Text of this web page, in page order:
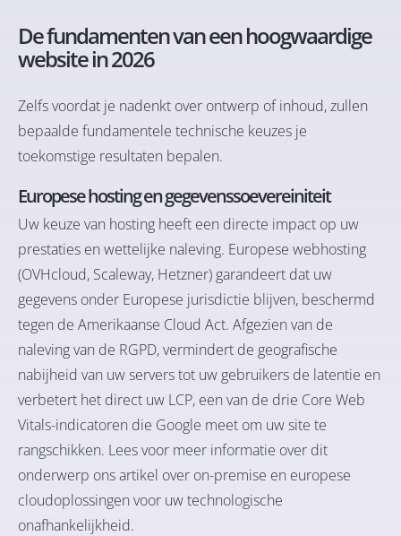
De fundamenten van een hoogwaardige
website in 2026
Zelfs voordat je nadenkt over ontwerp of inhoud, zullen
bepaalde fundamentele technische keuzes je
toekomstige resultaten bepalen.
Europese hosting en gegevenssoevereiniteit
Uw keuze van hosting heeft een directe impact op uw
prestaties en wettelijke naleving. Europese webhosting
(OVHcloud, Scaleway, Hetzner) garandeert dat uw
gegevens onder Europese jurisdictie blijven, beschermd
tegen de Amerikaanse Cloud Act. Afgezien van de
naleving van de RGPD, vermindert de geografische
nabijheid van uw servers tot uw gebruikers de latentie en
verbetert het direct uw LCP, een van de drie Core Web
Vitals-indicatoren die Google meet om uw site te
rangschikken. Lees voor meer informatie over dit
onderwerp ons artikel over on-premise en europese
cloudoplossingen voor uw technologische
onafhankelijkheid.